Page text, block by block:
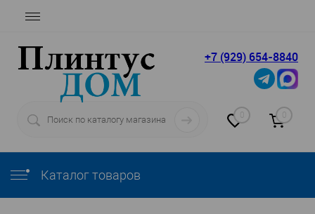
+7 (929) 654-8840
0 0
Каталог товаров